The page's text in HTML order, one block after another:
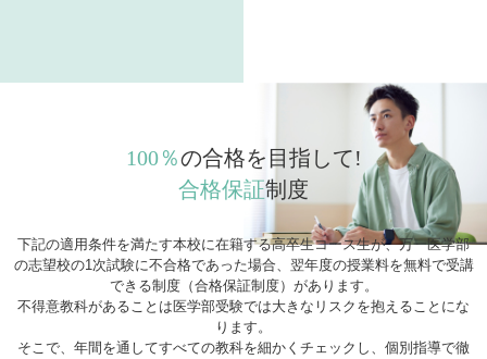
100％の合格を目指して!
合格保証制度
下記の適用条件を満たす本校に在籍する高卒生コース生が、万一医学部
の志望校の1次試験に不合格であった場合、翌年度の授業料を無料で受講
できる制度（合格保証制度）があります。
不得意教科があることは医学部受験では大きなリスクを抱えることにな
ります。
そこで、年間を通してすべての教科を細かくチェックし、個別指導で徹